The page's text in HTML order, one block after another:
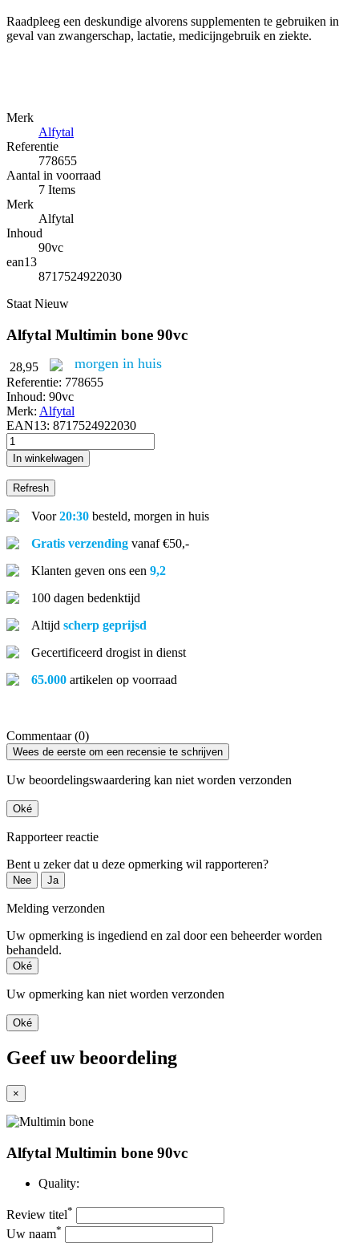
Raadpleeg een deskundige alvorens supplementen te gebruiken in
geval van zwangerschap, lactatie, medicijngebruik en ziekte.
Merk
Alfytal
Referentie
778655
Aantal in voorraad
7 Items
Merk
Alfytal
Inhoud
90vc
ean13
8717524922030
Staat Nieuw
Alfytal Multimin bone 90vc
28,95 morgen in huis
Referentie: 778655
Inhoud: 90vc
Merk: Alfytal
EAN13: 8717524922030
In winkelwagen
Voor20:30 besteld, morgen in huis
Gratis verzending vanaf €50,-
Klanten geven ons een 9,2
100 dagen bedenktijd
Altijd scherp geprijsd
Gecertificeerd drogist in dienst
65.000 artikelen op voorraad
Commentaar (0)
Wees de eerste om een recensie te schrijven
Uw beoordelingswaardering kan niet worden verzonden
Oké
Rapporteer reactie
Bent u zeker dat u deze opmerking wil rapporteren?
Nee Ja
Melding verzonden
Uw opmerking is ingediend en zal door een beheerder worden
behandeld.
Oké
Uw opmerking kan niet worden verzonden
Oké
Geef uw beoordeling
×
Alfytal Multimin bone 90vc
Quality:
Review titel*
Uw naam*